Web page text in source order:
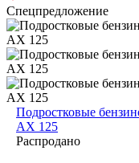
Спецпредложение
Подростковые
AX 125
Распродано